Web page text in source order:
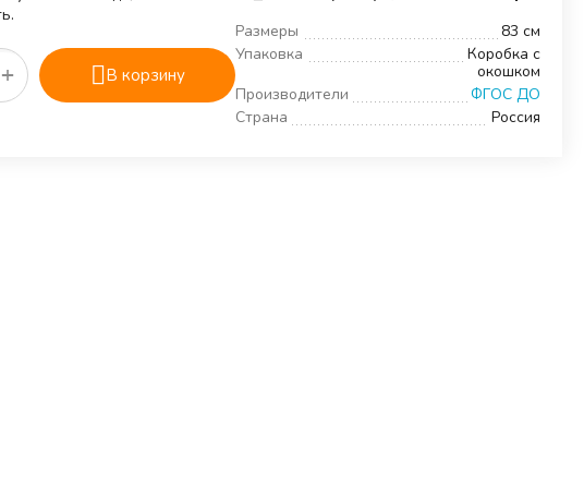
+ В корзину
Размеры
83 см
Упаковка
Коробка с
окошком
Производители
ФГОС ДО
Страна
Россия